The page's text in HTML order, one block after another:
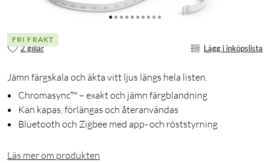
FRI FRAKT
2 gillar Lägg i inköpslista
Jämn färgskala och äkta vitt ljus längs hela listen.
Chromasync™ – exakt och jämn färgblandning
Kan kapas, förlängas och återanvändas
Bluetooth och Zigbee med app- och röststyrning
Läs mer om produkten